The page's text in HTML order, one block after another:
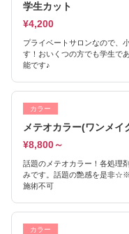
学生カット
¥4,200
プライベートサロンなので、
す！おいくつの方でも学生で
能です♪
カラー
メテオカラー(ワンメ
¥8,800～
話題のメテオカラー！各処理
みです。話題の艶感を是非
施術不可
カラー